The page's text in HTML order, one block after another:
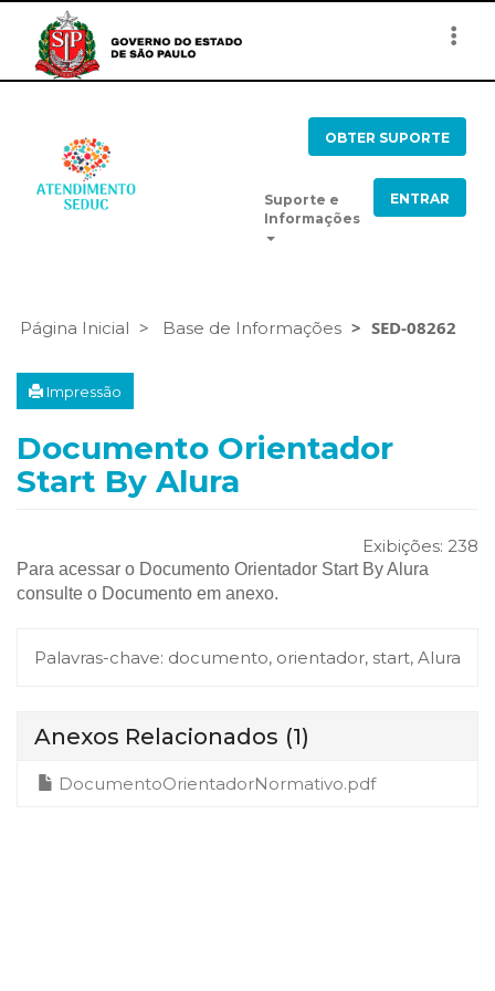
OBTER SUPORTE
Suporte e
Informações
ENTRAR
Página Inicial Base de Informações SED-08262
Impressão
Documento Orientador
Start By Alura
Exibições: 238
Para acessar o Documento Orientador Start By Alura
consulte o Documento em anexo.
Palavras-chave: documento, orientador, start, Alura
Anexos Relacionados (1)
DocumentoOrientadorNormativo.pdf